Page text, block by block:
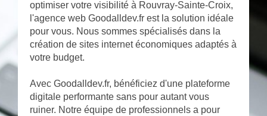
optimiser votre visibilité à Rouvray-Sainte-Croix,
l'agence web Goodalldev.fr est la solution idéale
pour vous. Nous sommes spécialisés dans la
création de sites internet économiques adaptés à
votre budget.
Avec Goodalldev.fr, bénéficiez d'une plateforme
digitale performante sans pour autant vous
ruiner. Notre équipe de professionnels a pour